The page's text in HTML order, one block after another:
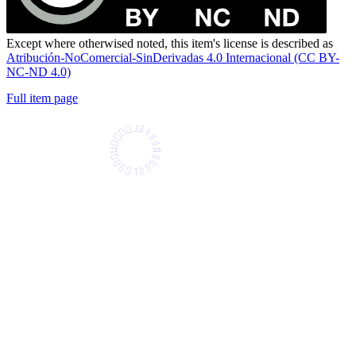
Except where otherwised noted, this item's license is described as
Atribución-NoComercial-SinDerivadas 4.0 Internacional (CC BY-
NC-ND 4.0)
Full item page